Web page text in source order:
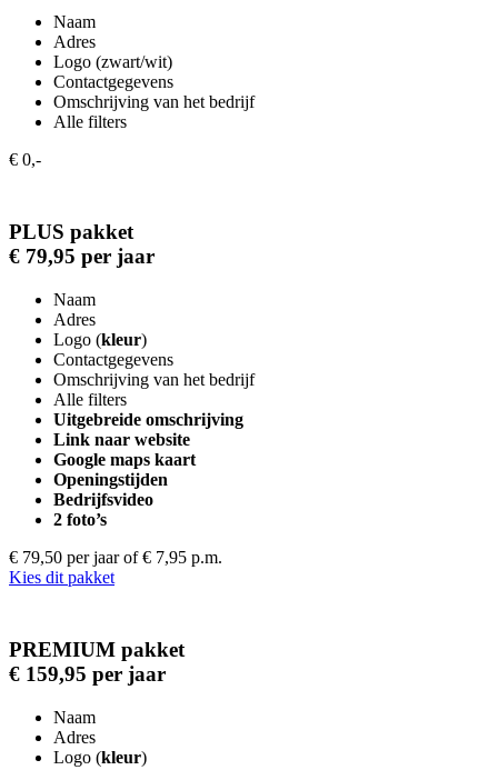
Naam
Adres
Logo (zwart/wit)
Contactgegevens
Omschrijving van het bedrijf
Alle filters
€ 0,-
PLUS pakket
€ 79,95 per jaar
Naam
Adres
Logo (kleur)
Contactgegevens
Omschrijving van het bedrijf
Alle filters
Uitgebreide omschrijving
Link naar website
Google maps kaart
Openingstijden
Bedrijfsvideo
2 foto’s
€ 79,50 per jaar of € 7,95 p.m.
Kies dit pakket
PREMIUM pakket
€ 159,95 per jaar
Naam
Adres
Logo (kleur)